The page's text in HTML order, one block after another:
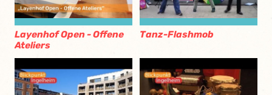
Layenhof Open - Offene
Ateliers
Tanz-Flashmob